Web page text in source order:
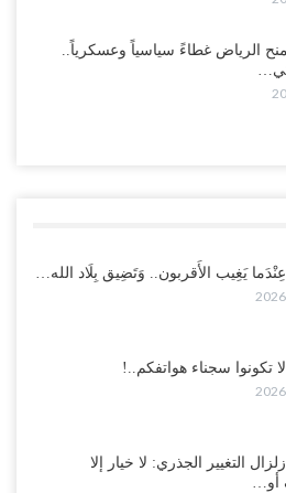
أعضاء المجلس ينقلبون على
الأهالي بعدن.. مدينة تغرق في دوامة
الرياض غطاءً سياسياً وعسكرياً..
يَغِيب الأَقربون.. وَتَضِيق بِلَاد الله…
تكونوا سجناء هواتفكم..!
التغيير الجذري: لا خيار إلا